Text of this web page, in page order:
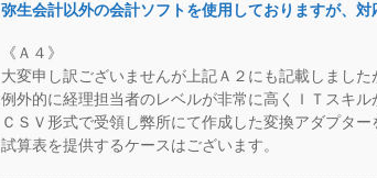
弥生会計以外の会計ソフトを使用しておりますが、対
《Ａ４》
大変申し訳ございませんが上記Ａ２にも記載しました
例外的に経理担当者のレベルが非常に高くＩＴスキ
ＣＳＶ形式で受領し弊所にて作成した変換アダプタ
試算表を提供するケースはございます。